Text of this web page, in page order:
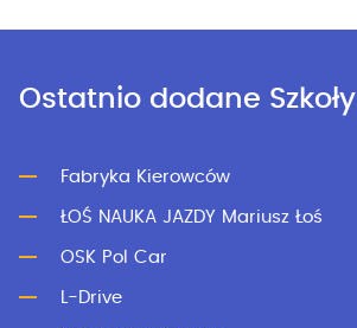
Ostatnio dodane Szkoły
Fabryka Kierowców
ŁOŚ NAUKA JAZDY Mariusz Łoś
OSK Pol Car
L-Drive